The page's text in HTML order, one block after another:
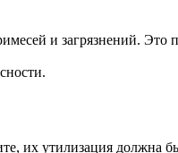
и загрязнений. Это
их утилизация должна